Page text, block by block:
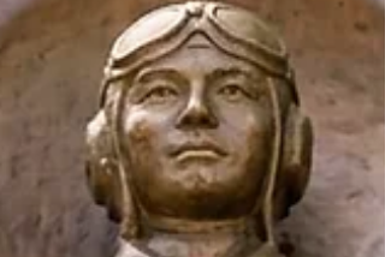
【会場参加】ご予約はこちら #講演会 #中西播磨支
部 #2026 #椛島有三